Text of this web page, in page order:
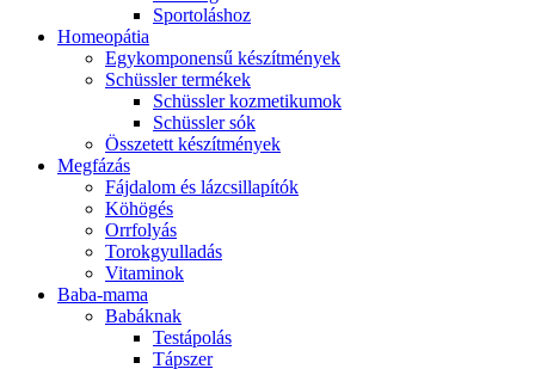
Sportoláshoz
Homeopátia
Egykomponensű készítmények
Schüssler termékek
Schüssler kozmetikumok
Schüssler sók
Összetett készítmények
Megfázás
Fájdalom és lázcsillapítók
Köhögés
Orrfolyás
Torokgyulladás
Vitaminok
Baba-mama
Babáknak
Testápolás
Tápszer